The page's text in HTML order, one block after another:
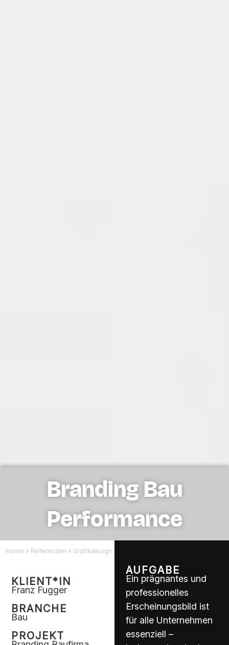
Branding Bau
Performance
Home » Referenzen » Grafikdesign »
KLIENT*IN
Franz Fugger
BRANCHE
Bau
PROJEKT
AUFGABE
Ein prägnantes und
professionelles
Erscheinungsbild ist
für alle Unternehmen
essenziell –